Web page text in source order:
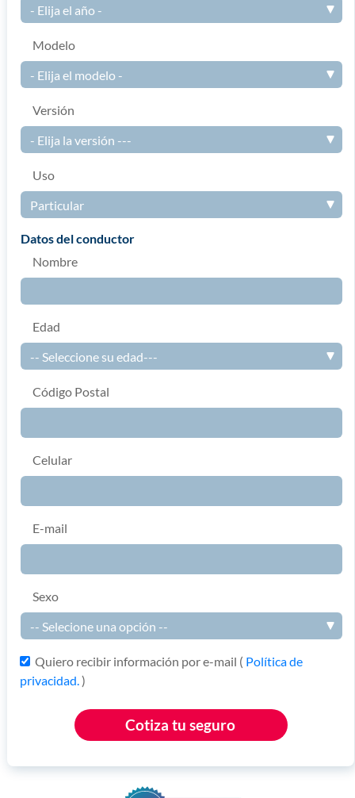
Modelo
Versión
Uso
datos del conductor
Nombre
Edad
Código Postal
Celular
E-mail
Sexo
Quiero recibir información por e-mail ( Política de
privacidad.)
Cotiza tu seguro